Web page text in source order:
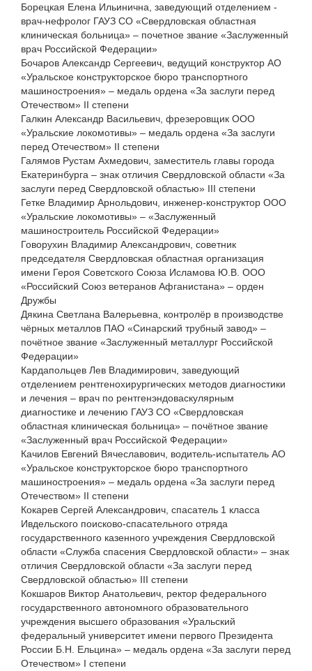
Борецкая Елена Ильинична, заведующий отделением -
врач-нефролог ГАУЗ СО «Свердловская областная
клиническая больница» – почетное звание «Заслуженный
врач Российской Федерации»
Бочаров Александр Сергеевич, ведущий конструктор АО
«Уральское конструкторское бюро транспортного
машиностроения» – медаль ордена «За заслуги перед
Отечеством» II степени
Галкин Александр Васильевич, фрезеровщик ООО
«Уральские локомотивы» – медаль ордена «За заслуги
перед Отечеством» II степени
Галямов Рустам Ахмедович, заместитель главы города
Екатеринбурга – знак отличия Свердловской области «За
заслуги перед Свердловской областью» III степени
Гетке Владимир Арнольдович, инженер-конструктор ООО
«Уральские локомотивы» – «Заслуженный
машиностроитель Российской Федерации»
Говорухин Владимир Александрович, советник
председателя Свердловская областная организация
имени Героя Советского Союза Исламова Ю.В. ООО
«Российский Союз ветеранов Афганистана» – орден
Дружбы
Дякина Светлана Валерьевна, контролёр в производстве
чёрных металлов ПАО «Синарский трубный завод» –
почётное звание «Заслуженный металлург Российской
Федерации»
Кардапольцев Лев Владимирович, заведующий
отделением рентгенохирургических методов диагностики
и лечения – врач по рентгенэндоваскулярным
диагностике и лечению ГАУЗ СО «Свердловская
областная клиническая больница» – почётное звание
«Заслуженный врач Российской Федерации»
Качилов Евгений Вячеславович, водитель-испытатель АО
«Уральское конструкторское бюро транспортного
машиностроения» – медаль ордена «За заслуги перед
Отечеством» II степени
Кокарев Сергей Александрович, спасатель 1 класса
Ивдельского поисково-спасательного отряда
государственного казенного учреждения Свердловской
области «Служба спасения Свердловской области» – знак
отличия Свердловской области «За заслуги перед
Свердловской областью» III степени
Кокшаров Виктор Анатольевич, ректор федерального
государственного автономного образовательного
учреждения высшего образования «Уральский
федеральный университет имени первого Президента
России Б.Н. Ельцина» – медаль ордена «За заслуги перед
Отечеством» I степени